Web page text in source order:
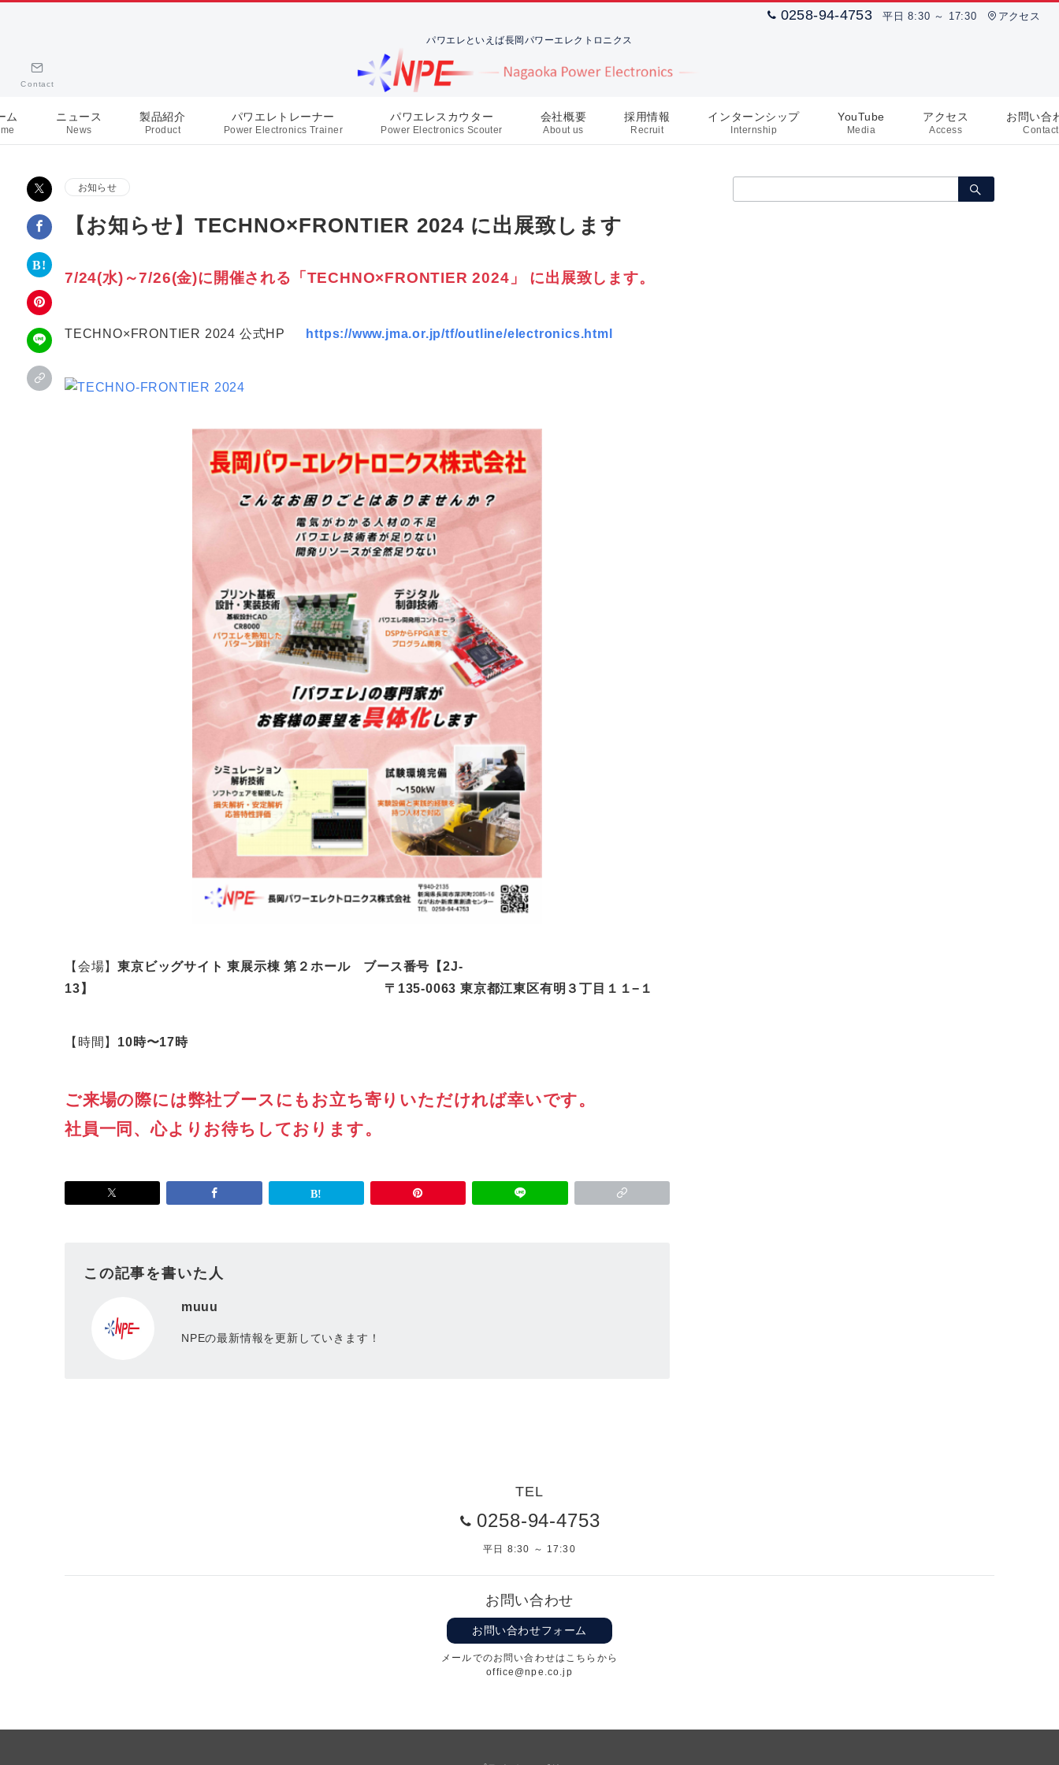
0258-94-4753 平日 8:30 ～ 17:30 アクセス
パワエレといえば長岡パワーエレクトロニクス
Contact
ム ニュース
News
製品紹介
Product
パワエレトレーナー
Power Electronics Trainer
パワエレスカウター
Power Electronics Scouter
会社概要
About us
採用情報
Recruit
インターンシップ
Internship
YouTube
Media
アクセス
Access
お問い合
Contact
お知らせ
【お知らせ】TECHNO×FRONTIER 2024 に出展致します
7/24(水)～7/26(金)に開催される「TECHNO×FRONTIER 2024」 に出展致します。
TECHNO×FRONTIER 2024 公式HP https://www.jma.or.jp/tf/outline/electronics.html
【会場】東京ビッグサイト 東展示棟 第２ホール ブース番号【2J-
13】 〒135-0063 東京都江東区有明３丁目１１−１
【時間】 10時〜17時
ご来場の際には弊社ブースにもお立ち寄りいただければ幸いです。
社員一同、心よりお待ちしております。
この記事を書いた人
muuu
NPEの最新情報を更新していきます！
索：
TEL
0258-94-4753
平日 8:30 ～ 17:30
お問い合わせ
お問い合わせフォーム
メールでのお問い合わせはこちらから
office@npe.co.jp